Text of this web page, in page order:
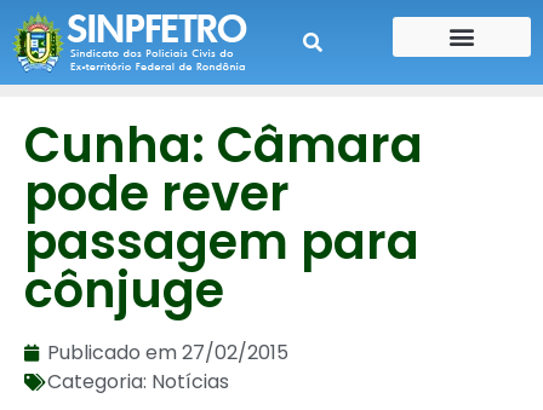
Cunha: Câmara
pode rever
passagem para
cônjuge
Publicado em27/02/2015
Categoria: Notícias